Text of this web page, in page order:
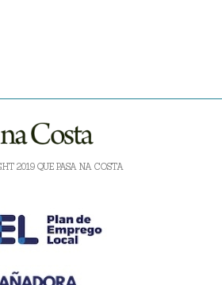
2019 QUE PASA NA COSTA